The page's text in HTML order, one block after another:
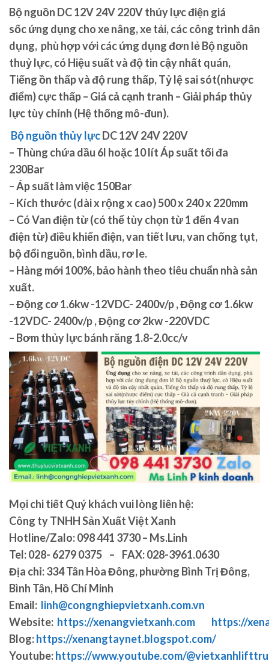
Bộ nguồn DC 12V 24V 220V thủy lực điện giá
sốcứng dụng cho xe nâng, xe tải, các công trình dân
dụng, phù hợp với các ứng dụng đơn lẻ Bộ nguồn
thuỷ lực, có Hiệu suất và độ tin cậy nhất quán,
Tiếng ồn thấp và độ rung thấp, Tỷ lệ sai sót(nhược
điểm) cực thấp – Giá cả cạnh tranh – Giải pháp thủy
lực tùy chỉnh (Hệ thống mô-đun).
Bộ nguồn thủy lựcDC 12V 24V 220V
– Thùng chứa dầu 6l hoặc 10 lít Áp suất tối đa
230Bar
– Áp suất làm việc 150Bar
– Kích thước (dài x rộng x cao) 500 x 240 x 220mm
– Có Van điện từ (có thể tùy chọn từ 1 đến 4 van
điện từ) điều khiển điện, van tiết lưu, van chống tụt,
bộ đổi nguồn, bình dầu, rơ le.
– Hàng mới 100%, bảo hành theo tiêu chuẩn nhà sản
xuất.
– Động cơ 1.6kw -12VDC- 2400v/p , Động cơ 1.6kw
-12VDC- 2400v/p , Động cơ 2kw -220VDC
– Bơm thủy lực bánh răng 1.8-2.0cc/v
Mọi chi tiết Quý khách vui lòng liên hệ:
Công ty TNHH Sản Xuất Việt Xanh
Hotline/Zalo: 098 441 3730 – Ms.Linh
Tel: 028- 6279 0375 – FAX: 028-3961.0630
Địa chỉ: 334 Tân Hòa Đông, phường Bình Trị Đông,
Bình Tân, Hồ Chí Minh
Email: linh@congnghiepvietxanh.com.vn
Website: https://xenangvietxanh.com
https://
Blog:https://xenangtaynet.blogspot.com/
Youtube:https://www.youtube.com/